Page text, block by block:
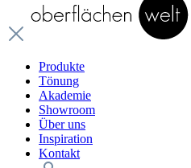
Produkte
Tönung
Akademie
Showroom
Über uns
Inspiration
Kontakt